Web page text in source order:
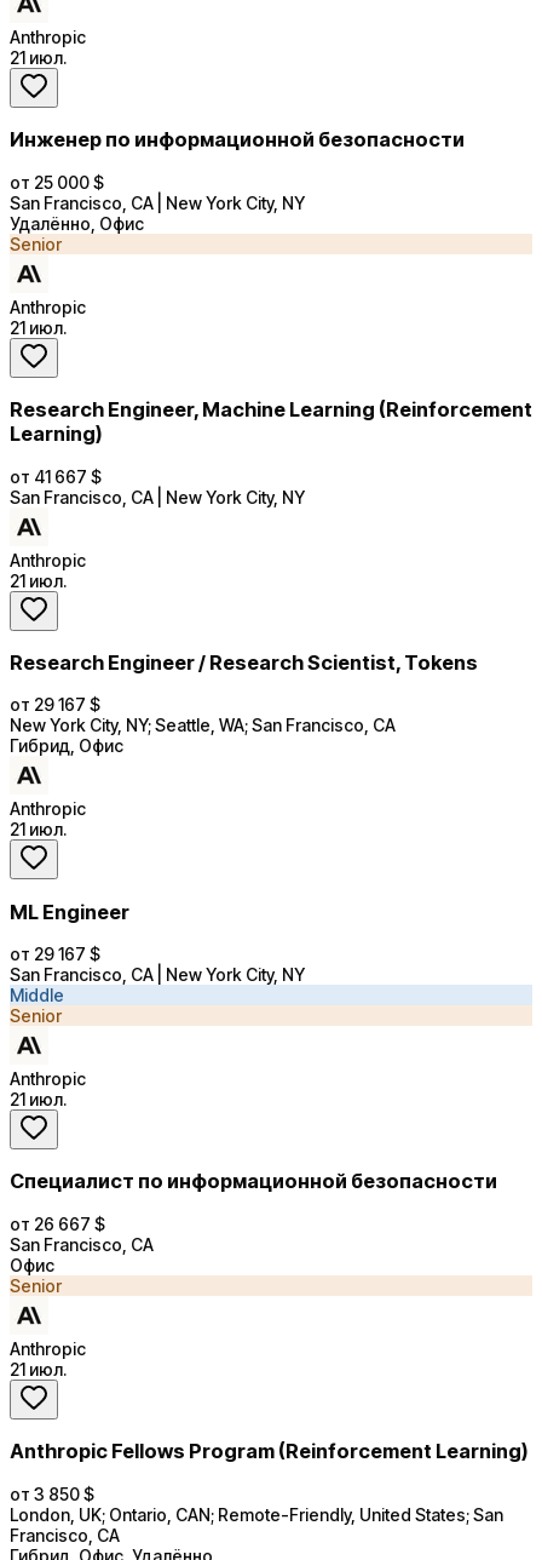
Anthropic
21 июл.
Инженер по информационной безопасности
от 25 000 $
San Francisco, CA | New York City, NY
Удалённо, Офис
Senior
Anthropic
21 июл.
Research Engineer, Machine Learning (Reinforcement
Learning)
от 41 667 $
San Francisco, CA | New York City, NY
Anthropic
21 июл.
Research Engineer / Research Scientist, Tokens
от 29 167 $
New York City, NY; Seattle, WA; San Francisco, CA
Гибрид, Офис
Anthropic
21 июл.
ML Engineer
от 29 167 $
San Francisco, CA | New York City, NY
Middle
Senior
Anthropic
21 июл.
Специалист по информационной безопасности
от 26 667 $
San Francisco, CA
Офис
Senior
Anthropic
21 июл.
Anthropic Fellows Program (Reinforcement Learning)
от 3 850 $
London, UK; Ontario, CAN; Remote-Friendly, United States; San
Francisco, CA
Гибрид, Офис, Удалённо